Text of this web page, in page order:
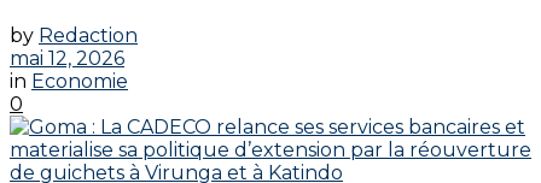
by Redaction
mai 12, 2026
in Economie
0